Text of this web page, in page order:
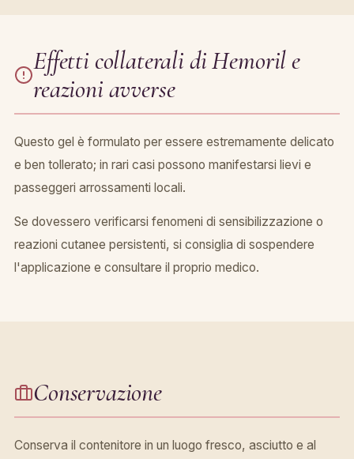
Effetti collaterali di Hemoril e
reazioni avverse
Questo gel è formulato per essere estremamente delicato
e ben tollerato; in rari casi possono manifestarsi lievi e
passeggeri arrossamenti locali.
Se dovessero verificarsi fenomeni di sensibilizzazione o
reazioni cutanee persistenti, si consiglia di sospendere
l'applicazione e consultare il proprio medico.
Conservazione
Conserva il contenitore in un luogo fresco, asciutto e al